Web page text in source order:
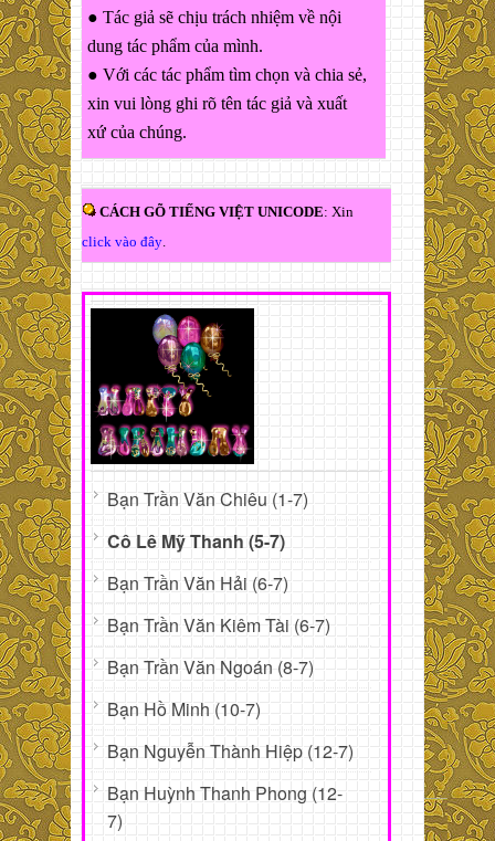
● Tác giả sẽ chịu trách nhiệm về nội
dung tác phẩm của mình.
● Với các tác phẩm tìm chọn và chia sẻ,
xin vui lòng ghi rõ tên tác giả và xuất
xứ của chúng.
CÁCH GÕ TIẾNG VIỆT UNICODE: Xin
click vào đây.
Bạn Trần Văn Chiêu (1-7)
Cô Lê Mỹ Thanh (5-7)
Bạn Trần Văn Hải (6-7)
Bạn Trần Văn Kiêm Tài (6-7)
Bạn Trần Văn Ngoán (8-7)
Bạn Hồ Minh (10-7)
Bạn Nguyễn Thành Hiệp (12-7)
Bạn Huỳnh Thanh Phong (12-
7)